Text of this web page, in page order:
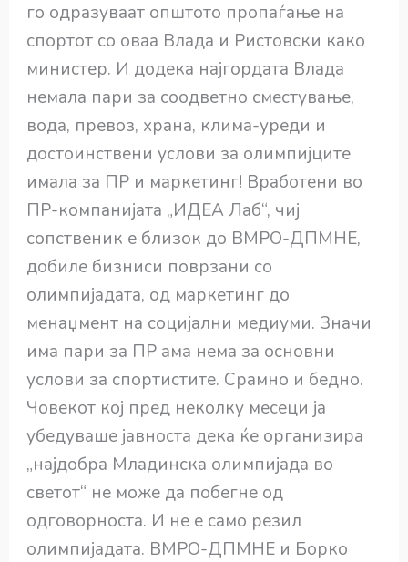
го одразуваат општото пропаѓање на
спортот со оваа Влада и Ристовски како
министер. И додека најгордата Влада
немала пари за соодветно сместување,
вода, превоз, храна, клима-уреди и
достоинствени услови за олимпијците
имала за ПР и маркетинг! Вработени во
ПР-компанијата „ИДЕА Лаб“, чиј
сопственик е близок до ВМРО-ДПМНЕ,
добиле бизниси поврзани со
олимпијадата, од маркетинг до
менаџмент на социјални медиуми. Значи
има пари за ПР ама нема за основни
услови за спортистите. Срамно и бедно.
Човекот кој пред неколку месеци ја
убедуваше јавноста дека ќе организира
„најдобра Младинска олимпијада во
светот“ не може да побегне од
одговорноста. И не е само резил
олимпијадата. ВМРО-ДПМНЕ и Борко